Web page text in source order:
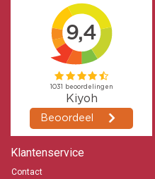
Klantenservice
Contact